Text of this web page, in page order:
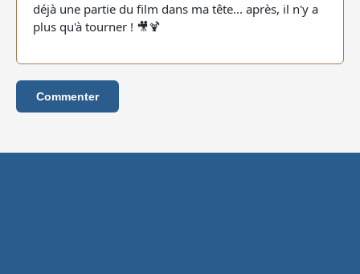
déjà une partie du film dans ma tête... après, il n'y a
plus qu'à tourner ! 🎥🍹
Commenter